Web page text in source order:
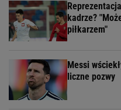
kadrze?
piłkarzem"
Messi
liczne pozwy